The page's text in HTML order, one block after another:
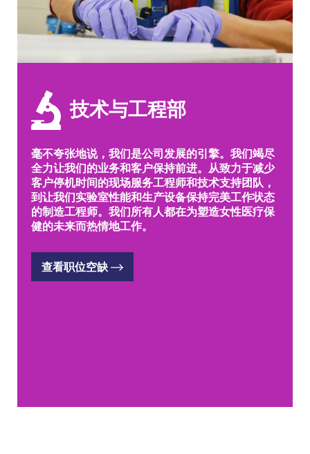
技术与工程部
毫不夸张地说，我们是公司发展的引擎。我们竭尽
全力让我们的业务和客户保持前进。从致力于减少
客户停机时间的现场服务工程师和技术支持团队，
到让我们实验室性能和生产设备保持完美工作状态
的制造工程师。我们所有人都在为塑造女性医疗保
健的未来而热情地工作。
查看职位空缺